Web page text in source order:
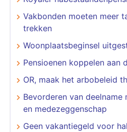
Vakbonden moeten meer
trekken
Woonplaatsbeginsel
Pensioenen koppelen aan
OR, maak het arbobeleid
Bevorderen van deelname
en medezeggenschap
Geen vakantiegeld voor